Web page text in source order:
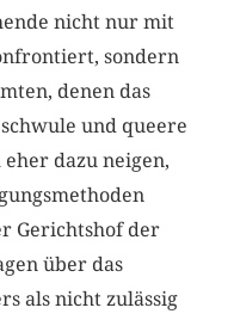
nicht nur mit
sondern
denen das
und queere
dazu neigen,
Gerichtshof der
über das
als nicht zulässig